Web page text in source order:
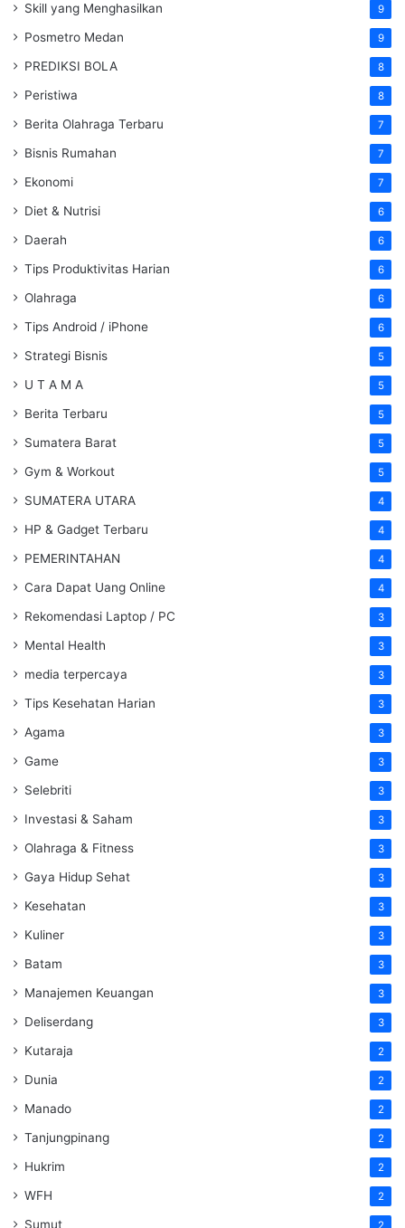
Skill yang Menghasilkan 9
Posmetro Medan 9
PREDIKSI BOLA 8
Peristiwa 8
Berita Olahraga Terbaru 7
Bisnis Rumahan 7
Ekonomi 7
Diet & Nutrisi 6
Daerah 6
Tips Produktivitas Harian 6
Olahraga 6
Tips Android / iPhone 6
Strategi Bisnis 5
U T A M A 5
Berita Terbaru 5
Sumatera Barat 5
Gym & Workout 5
SUMATERA UTARA 4
HP & Gadget Terbaru 4
PEMERINTAHAN 4
Cara Dapat Uang Online 4
Rekomendasi Laptop / PC 3
Mental Health 3
media terpercaya 3
Tips Kesehatan Harian 3
Agama 3
Game 3
Selebriti 3
Investasi & Saham 3
Olahraga & Fitness 3
Gaya Hidup Sehat 3
Kesehatan 3
Kuliner 3
Batam 3
Manajemen Keuangan 3
Deliserdang 3
Kutaraja 2
Dunia 2
Manado 2
Tanjungpinang 2
Hukrim 2
WFH 2
Sumut 2